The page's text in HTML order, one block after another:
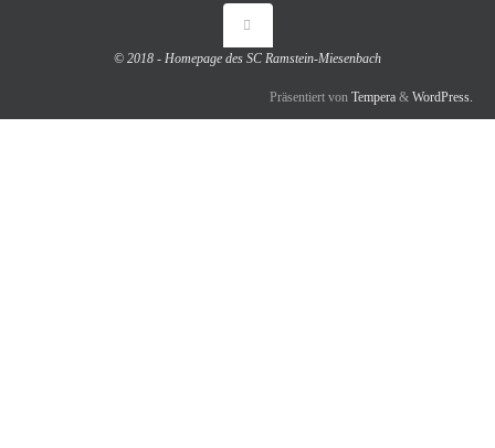
© 2018 - Homepage des SC Ramstein-Miesenbach
Präsentiert von Tempera & WordPress.